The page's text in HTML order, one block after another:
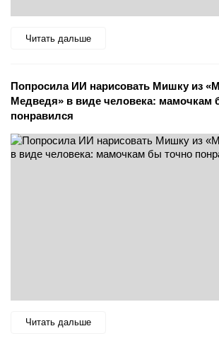
Читать дальше
Попросила ИИ нарисовать Мишку из
Медведя» в виде человека: мамочкам
понравился
Читать дальше